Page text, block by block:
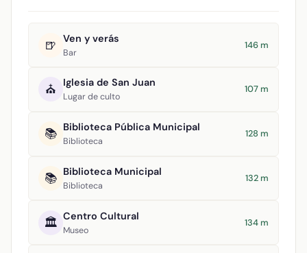
🍺 Ven y verás
Bar
146 m
⛪ Iglesia de San Juan
Lugar de culto
107 m
📚 Biblioteca Pública Municipal
Biblioteca
128 m
📚 Biblioteca Municipal
Biblioteca
132 m
🏛️ Centro Cultural
Museo
134 m